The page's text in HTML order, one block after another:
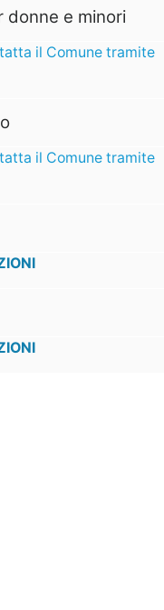
donne e minori
il Comune tramite
il Comune tramite